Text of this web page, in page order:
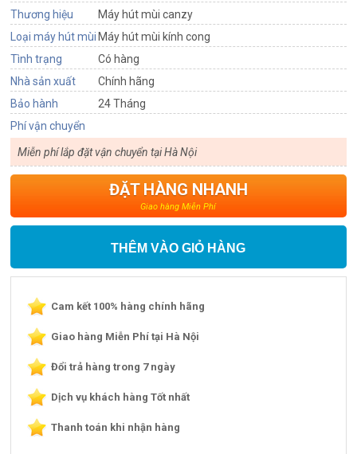
Thương hiệu
Máy hút mùi canzy
Loại máy hút mùi Máy hút mùi kính cong
Tình trạng
Có hàng
Nhà sản xuất
Chính hãng
Bảo hành
24 Tháng
Phí vận chuyển
Miễn phí lắp đặt vận chuyển tại Hà Nội
ĐẶT HÀNG NHANH
Giao hàng Miễn Phí
THÊM VÀO GIỎ HÀNG
Cam kết 100% hàng chính hãng
Giao hàng Miễn Phí tại Hà Nội
Đổi trả hàng trong 7 ngày
Dịch vụ khách hàng Tốt nhất
Thanh toán khi nhận hàng